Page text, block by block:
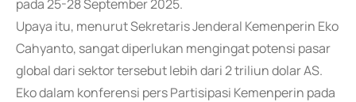
pada 25-28 September 2025.
Upaya itu, menurut Sekretaris Jenderal Kemenperin Eko
Cahyanto, sangat diperlukan mengingat potensi pasar
global dari sektor tersebut lebih dari 2 triliun dolar AS.
Eko dalam konferensi pers Partisipasi Kemenperin pada